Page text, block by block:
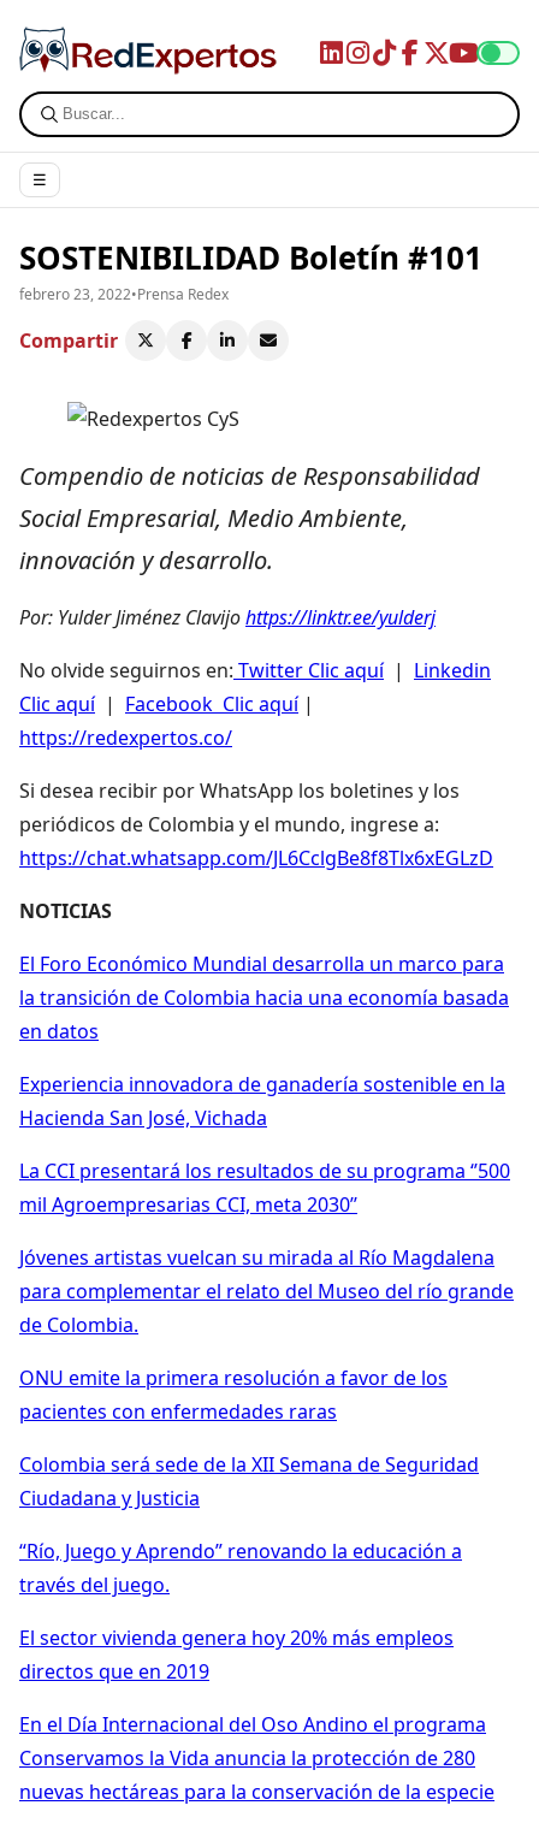
☰
SOSTENIBILIDAD Boletín #101
febrero 23, 2022•Prensa Redex
Compartir
Compendio de noticias de Responsabilidad
Social Empresarial, Medio Ambiente,
innovación y desarrollo.
Por: Yulder Jiménez Clavijohttps://linktr.ee/yulderj
No olvide seguirnos en: Twitter Clic aquí| Linkedin
Clic aquí| Facebook Clic aquí |
https://redexpertos.co/
Si desea recibir por WhatsApp los boletines y los
periódicos de Colombia y el mundo, ingrese a:
https://chat.whatsapp.com/JL6CclgBe8f8Tlx6xEGLzD
NOTICIAS
El Foro Económico Mundial desarrolla un marco para
la transición de Colombia hacia una economía basada
en datos
Experiencia innovadora de ganadería sostenible en la
Hacienda San José, Vichada
La CCI presentará los resultados de su programa ‘’500
mil Agroempresarias CCI, meta 2030’’
Jóvenes artistas vuelcan su mirada al Río Magdalena
para complementar el relato del Museo del río grande
de Colombia.
ONU emite la primera resolución a favor de los
pacientes con enfermedades raras
Colombia será sede de la XII Semana de Seguridad
Ciudadana y Justicia
“Río, Juego y Aprendo” renovando la educación a
través del juego.
El sector vivienda genera hoy 20% más empleos
directos que en 2019
En el Día Internacional del Oso Andino el programa
Conservamos la Vida anuncia la protección de 280
nuevas hectáreas para la conservación de la especie